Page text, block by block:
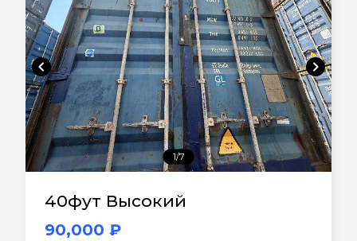
chevron_left chevron_right
1/7
40фут Высокий
90,000 ₽